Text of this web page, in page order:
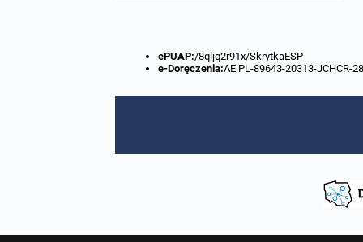
ePUAP:/8qljq2r91x/SkrytkaESP
e-Doręczenia:AE:PL-89643-20313-JCHCR-28